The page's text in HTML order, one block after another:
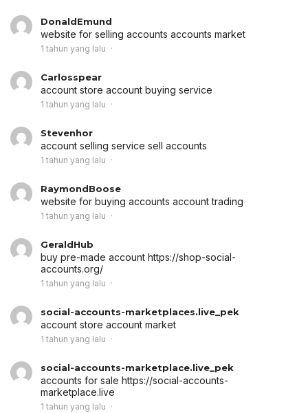
DonaldEmund
website for selling accounts accounts market
1 tahun yang lalu
Carlosspear
account store account buying service
1 tahun yang lalu
Stevenhor
account selling service sell accounts
1 tahun yang lalu
RaymondBoose
website for buying accounts account trading
1 tahun yang lalu
GeraldHub
buy pre-made account https://shop-social-
accounts.org/
1 tahun yang lalu
social-accounts-marketplaces.live_pek
account store account market
1 tahun yang lalu
social-accounts-marketplace.live_pek
accounts for sale https://social-accounts-
marketplace.live
1 tahun yang lalu